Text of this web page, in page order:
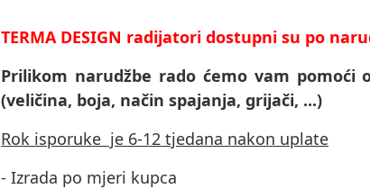
TERMA DESIGN radijatori dostupni su po
Prilikom narudžbe rado ćemo vam
(veličina, boja, način spajanja, grijači, ...)
Rok isporuke je 6-12 tjedana nakon uplate
- Izrada po mjeri kupca